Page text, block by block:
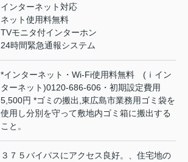
インターネット対応
ネット使用料無料
TVモニタ付インターホン
24時間緊急通報システム
*インターネット・Wi-Fi使用料無料 (ｉイン
ターネット)0120-686-606・初期設定費用
5,500円 *ゴミの搬出,東広島市業務用ゴミ袋を
使用し分別を守って敷地内ゴミ箱に搬出する
こと。
３７５バイパスにアクセス良好。、住宅地の